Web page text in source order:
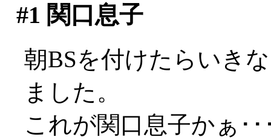
#1 関口息子
朝BSを付けたらいき
ました。
これが関口息子かぁ･･